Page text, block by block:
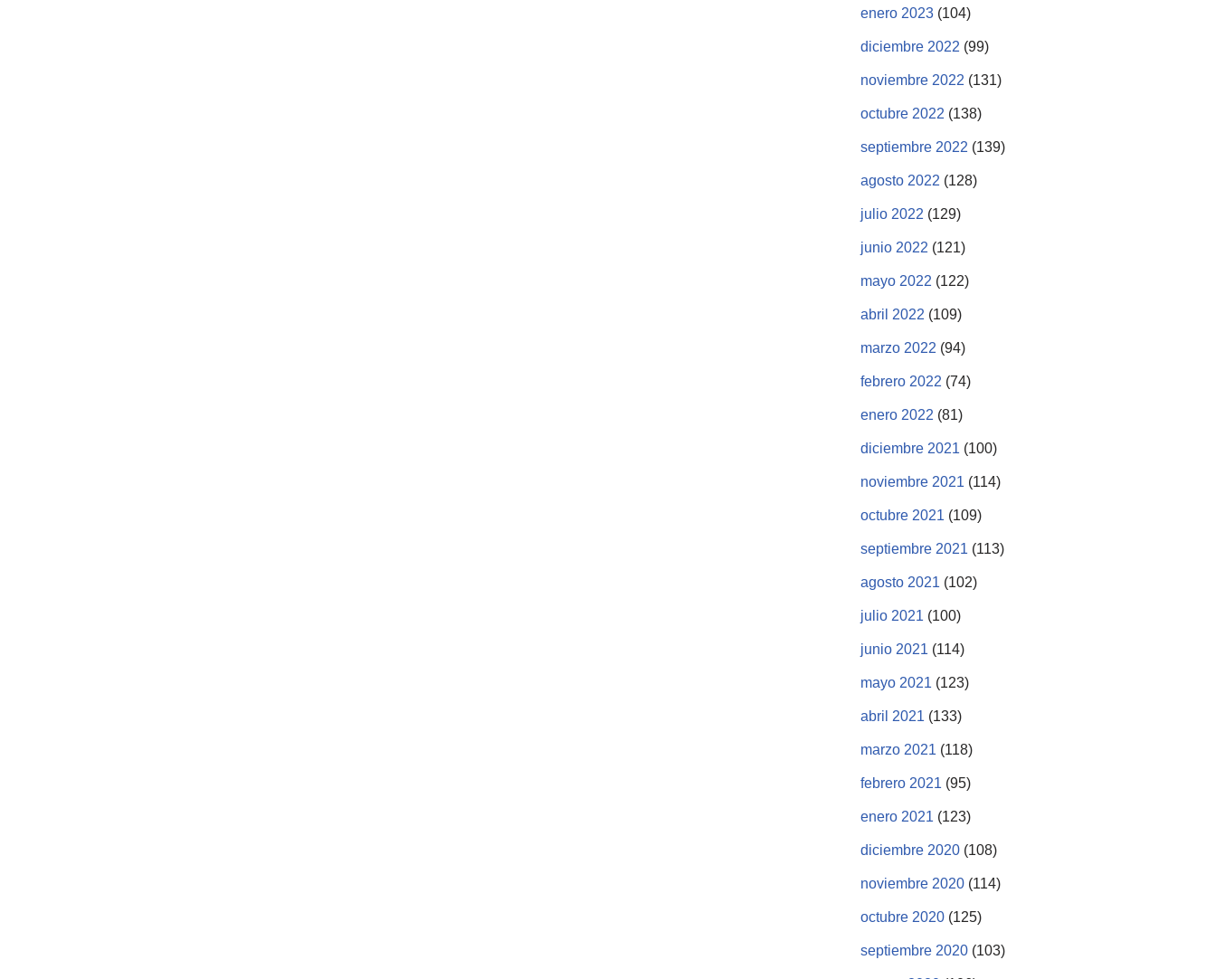
enero 2023 (104)
diciembre 2022 (99)
noviembre 2022 (131)
octubre 2022 (138)
septiembre 2022 (139)
agosto 2022 (128)
julio 2022 (129)
junio 2022 (121)
mayo 2022 (122)
abril 2022 (109)
marzo 2022 (94)
febrero 2022 (74)
enero 2022 (81)
diciembre 2021 (100)
noviembre 2021 (114)
octubre 2021 (109)
septiembre 2021 (113)
agosto 2021 (102)
julio 2021 (100)
junio 2021 (114)
mayo 2021 (123)
abril 2021 (133)
marzo 2021 (118)
febrero 2021 (95)
enero 2021 (123)
diciembre 2020 (108)
noviembre 2020 (114)
octubre 2020 (125)
septiembre 2020 (103)